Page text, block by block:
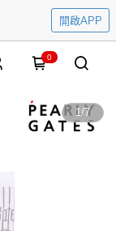
開啟APP
0
1/7